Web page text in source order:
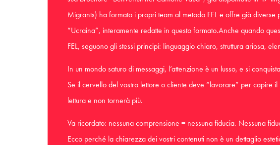
Migrants) ha formato i propri team al metodo FEL e offre già
“Ucraina”, interamente redatte in questo formato.Anche quando
FEL, seguono gli stessi principi: linguaggio chiaro, struttura ariosa,
In un mondo saturo di messaggi, l’attenzione è un lusso, e si
Se il cervello del vostro lettore o cliente deve “lavorare” per capire
lettura e non tornerà più.
Va ricordato: nessuna comprensione = nessuna fiducia. Nessuna
Ecco perché la chiarezza dei vostri contenuti non è un dettaglio